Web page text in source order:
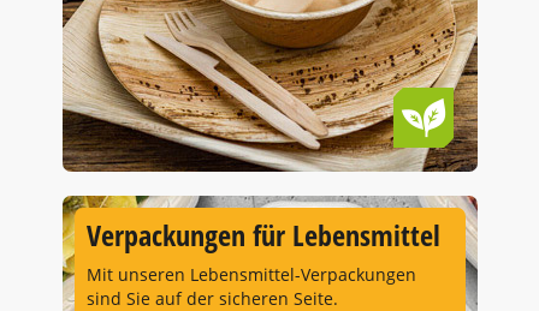
Verpackungen für Lebensmittel
Mit unseren Lebensmittel-Verpackungen
sind Sie auf der sicheren Seite.